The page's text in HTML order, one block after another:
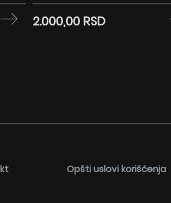
2.000,00 RSD
Opšti uslovi korišćenja